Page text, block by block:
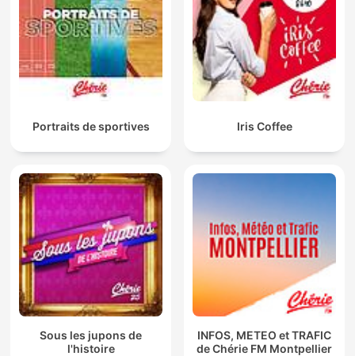
Portraits de sportives Iris Coffee
Sous les jupons de
l'histoire
INFOS, METEO et TRAFIC
de Chérie FM Montpellier